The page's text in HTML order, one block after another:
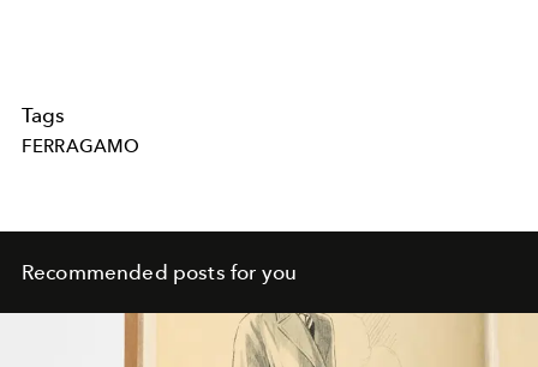
Tags
FERRAGAMO
Recommended posts for you